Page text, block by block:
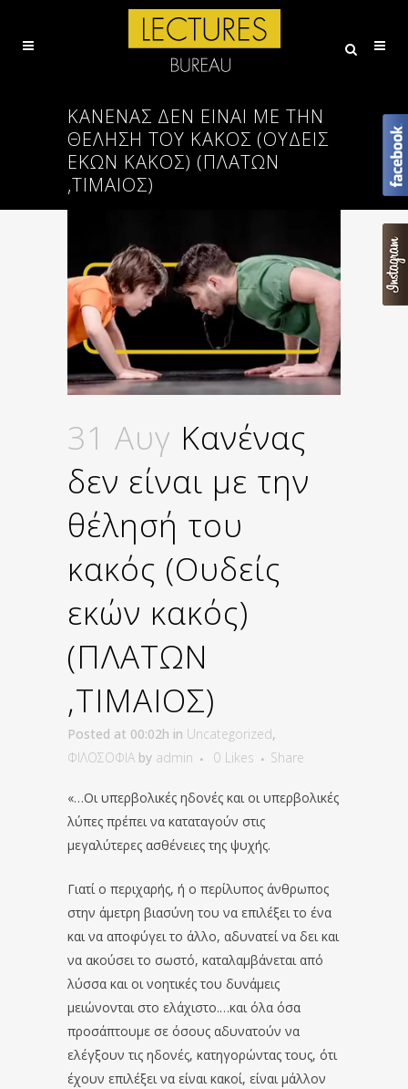
ΚΑΝΈΝΑΣ ΔΕΝ ΕΊΝΑΙ ΜΕ ΤΗΝ
ΘΈΛΗΣΉ ΤΟΥ ΚΑΚΌΣ (ΟΥΔΕΊΣ
ΕΚΏΝ ΚΑΚΌΣ) (ΠΛΑΤΩΝ
,ΤΙΜΑΙΟΣ)
31 Αυγ Κανένας
δεν είναι με την
θέλησή του
κακός (Ουδείς
εκών κακός)
(ΠΛΑΤΩΝ
,ΤΙΜΑΙΟΣ)
Posted at 00:02h in Uncategorized,
ΦΙΛΟΣΟΦΙΑ by admin 0 Likes Share
«…Οι υπερβολικές ηδονές και οι υπερβολικές
λύπες πρέπει να καταταγούν στις
μεγαλύτερες ασθένειες της ψυχής.
Γιατί ο περιχαρής, ή ο περίλυπος άνθρωπος
στην άμετρη βιασύνη του να επιλέξει το ένα
και να αποφύγει το άλλο, αδυνατεί να δει και
να ακούσει το σωστό, καταλαμβάνεται από
λύσσα και οι νοητικές του δυνάμεις
μειώνονται στο ελάχιστο.…και όλα όσα
προσάπτουμε σε όσους αδυνατούν να
ελέγξουν τις ηδονές, κατηγορώντας τους, ότι
έχουν επιλέξει να είναι κακοί, είναι μάλλον